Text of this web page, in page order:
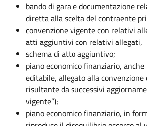
bando di gara e documentazione
diretta alla scelta del contraente
convenzione vigente con relativi
atti aggiuntivi con relativi allegati;
schema di atto aggiuntivo;
piano economico finanziario,
editabile, allegato alla convenzione
risultante da successivi
vigente”);
piano economico finanziario, in